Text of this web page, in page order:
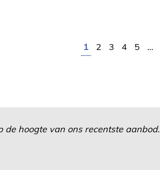
1 2 3 4 5 …
hoogte van ons recentste aanbod.